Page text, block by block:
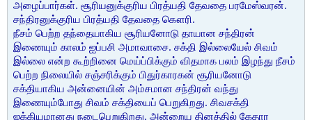
அழைப்பார்கள். சூரியனுக்குரிய பிரத்யதி தேவதை பரமேஸ்வரன்.
சந்திரனுக்குரிய பிரத்யதி தேவதை கௌரி.
நீசம் பெற்ற தந்தையாகிய சூரியனோடு தாயான சந்திரன்
இணையும் காலம் ஐப்பசி அமாவாசை. சக்தி இல்லையேல் சிவம்
இல்லை என்ற கூற்றினை மெய்ப்பிக்கும் விதமாக பலம் இழந்து நீசம்
பெற்ற நிலையில் சஞ்சரிக்கும் பிதுர்காரகன் சூரியனோடு
சக்தியாகிய அன்னையின் அம்சமான சந்திரன் வந்து
இணையும்போது சிவம் சக்தியைப் பெறுகிறது. சிவசக்தி
ஐக்கியமானது நடைபெறுகிறது. அன்றைய தினத்தில் கேதார